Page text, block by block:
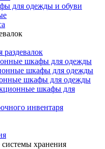
для одежды и обуви
шкафы для одежды
шкафы для одежды
шкафы для одежды
шкафы для
инвентаря
хранения